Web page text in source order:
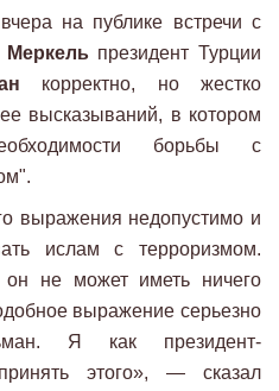
на публике встречи с
Меркельпрезидент Турции
корректно, но жестко
высказываний, в котором
борьбы с
выражения недопустимо и
ислам с терроризмом.
не может иметь ничего
выражение серьезно
Я как президент-
этого», — сказал